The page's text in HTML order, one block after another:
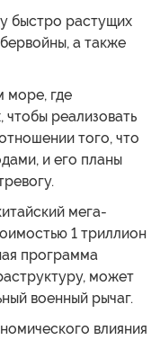
быстро растущих
а также
море, где
чтобы реализовать
того, что
и его планы
мега-
1 триллион
программа
может
военный рычаг.
влияния